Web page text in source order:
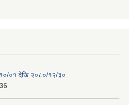
०१ देखि २०८०/१२/३०